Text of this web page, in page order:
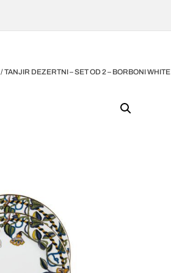
/ TANJIR DEZERTNI – SET OD 2 – BORBONI WHITE